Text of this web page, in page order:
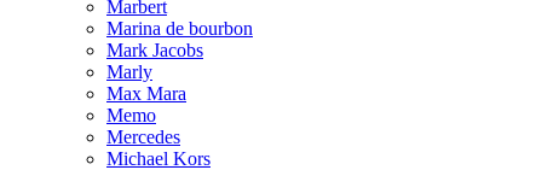
Marbert
Marina de bourbon
Mark Jacobs
Marly
Max Mara
Memo
Mercedes
Michael Kors